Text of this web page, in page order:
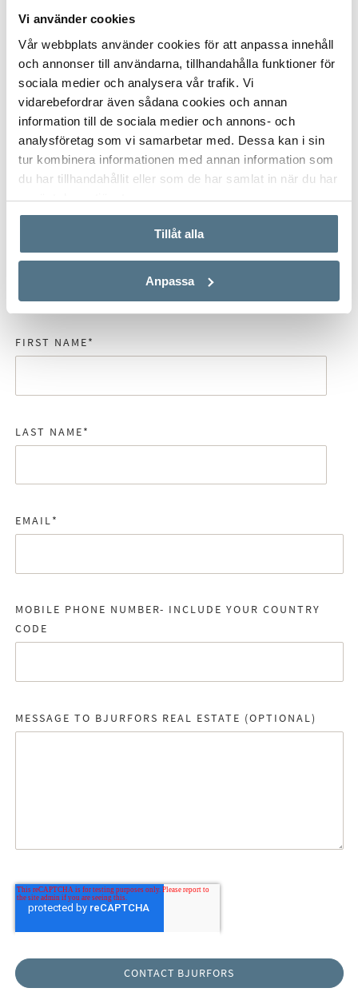
Vi använder cookies
Vår webbplats använder cookies för att anpassa innehåll
och annonser till användarna, tillhandahålla funktioner för
sociala medier och analysera vår trafik. Vi
vidarebefordrar även sådana cookies och annan
information till de sociala medier och annons- och
analysföretag som vi samarbetar med. Dessa kan i sin
tur kombinera informationen med annan information som
du har tillhandahållit eller som de har samlat in när du har
använt deras tjänster.
Tillåt alla
Anpassa
Do you have questions about selling or buying a home on
eastern Costa del sol?
Please fill in the form and one of our agents will contact you
shortly.
You can also contact us through telephone+34 656 88 16 89
or send us an email atnerja@bjurfors.se
YES, I WANT TO BE CONTACTED.
I want to buy a home in Spain
FIRST NAME*
LAST NAME*
EMAIL*
MOBILE PHONE NUMBER- INCLUDE YOUR COUNTRY
CODE
MESSAGE TO BJURFORS REAL ESTATE (OPTIONAL)